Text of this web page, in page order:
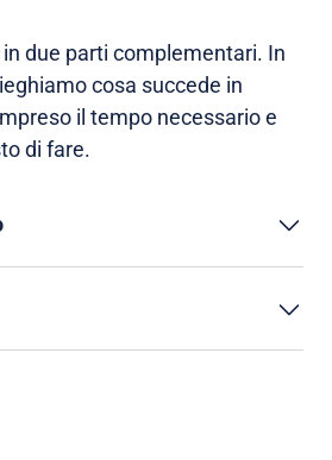
due parti complementari. In
cosa succede in
il tempo necessario e
di fare.